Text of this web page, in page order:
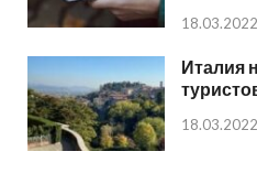
18.03.2022
Италия
18.03.2022